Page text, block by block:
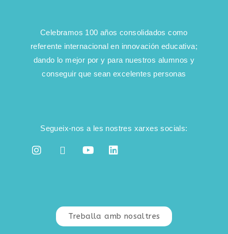
Celebramos 100 años consolidados como
referente internacional en innovación educativa;
dando lo mejor por y para nuestros alumnos y
conseguir que sean excelentes personas
Segueix-nos a les nostres xarxes socials:
Treballa amb nosaltres